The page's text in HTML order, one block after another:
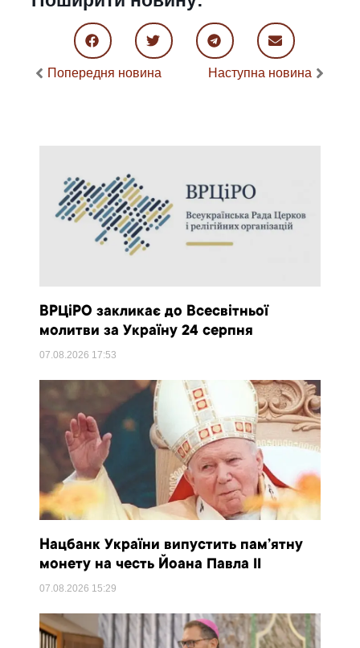
Попередня новина Наступна новина
ВРЦіРО закликає до Всесвітньої
молитви за Україну 24 серпня
07.08.2026 17:53
Нацбанк України випустить пам’ятну
монету на честь Йоана Павла II
07.08.2026 15:29